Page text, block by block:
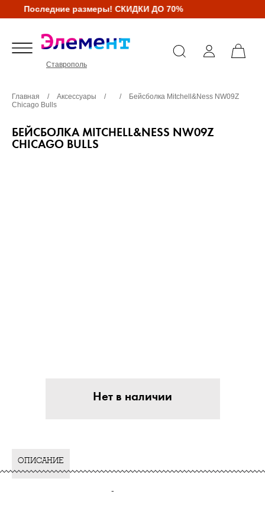
Последние размеры! СКИДКИ ДО 70%
Ставрополь
Главная / Аксессуары / /
Бейсболка Mitchell&Ness NW09Z
Chicago Bulls
БЕЙСБОЛКА MITCHELL&NESS NW09Z
CHICAGO BULLS
Нет в наличии
ОПИСАНИЕ
-